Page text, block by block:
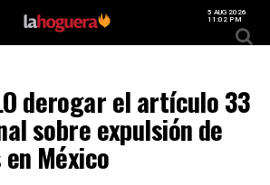
5 AUG 2026
11:02 PM
derogar el artículo 33
sobre expulsión de
México